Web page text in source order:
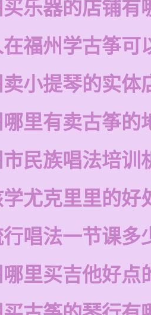
乐器的店铺有
福州学古筝可
小提琴的实体
里有卖古筝的
民族唱法培训
尤克里里的好
唱法一节课多
里买吉他好点